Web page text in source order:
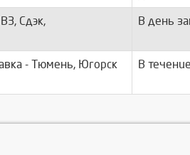
Сдэк,
В день
- Тюмень, Югорск В